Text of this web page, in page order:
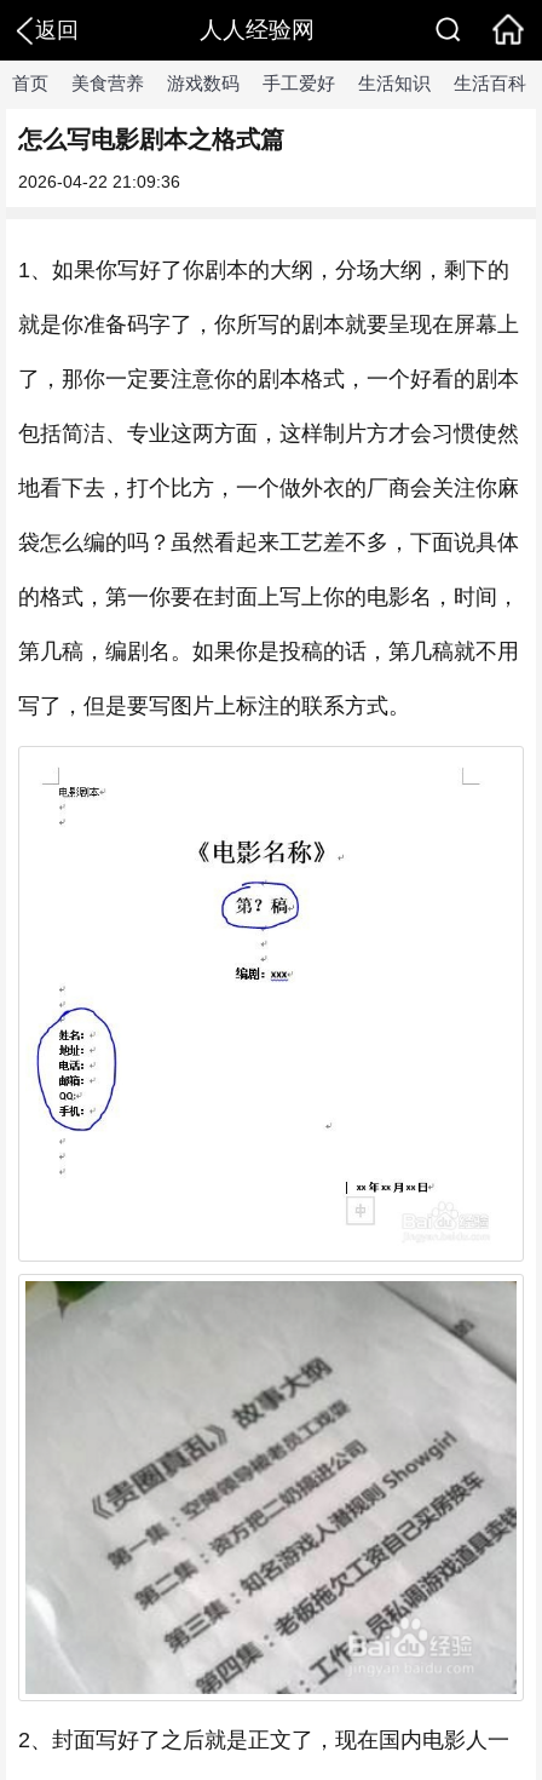
返回 人人经验网
首页 美食营养 游戏数码 手工爱好 生活知识 生活百科
怎么写电影剧本之格式篇
2026-04-22 21:09:36
1、如果你写好了你剧本的大纲，分场大纲，剩下的
就是你准备码字了，你所写的剧本就要呈现在屏幕上
了，那你一定要注意你的剧本格式，一个好看的剧本
包括简洁、专业这两方面，这样制片方才会习惯使然
地看下去，打个比方，一个做外衣的厂商会关注你麻
袋怎么编的吗？虽然看起来工艺差不多，下面说具体
的格式，第一你要在封面上写上你的电影名，时间，
第几稿，编剧名。如果你是投稿的话，第几稿就不用
写了，但是要写图片上标注的联系方式。
2、封面写好了之后就是正文了，现在国内电影人一